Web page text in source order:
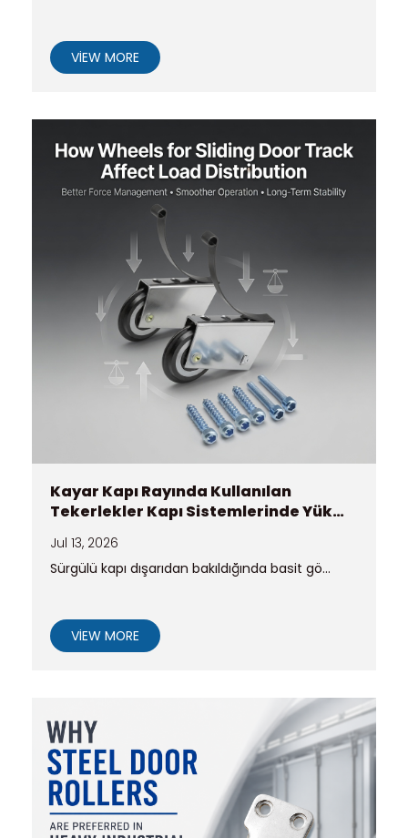
VIEW MORE
Kayar Kapı Rayında Kullanılan
Tekerlekler Kapı Sistemlerinde Yük
Jul 13, 2026
Sürgülü kapı dışarıdan bakıldığında basit gö...
VIEW MORE